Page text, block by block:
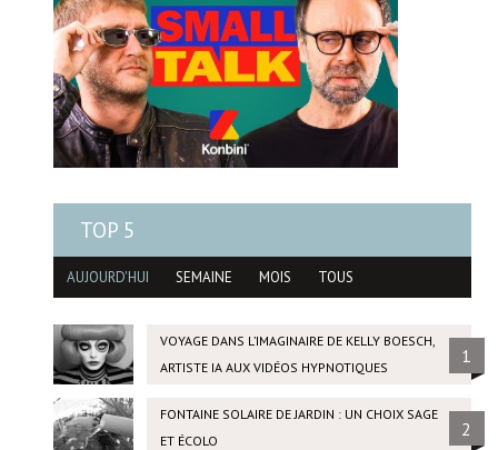
TOP 5
AUJOURD'HUI SEMAINE MOIS TOUS
VOYAGE DANS L’IMAGINAIRE DE KELLY BOESCH,
ARTISTE IA AUX VIDÉOS HYPNOTIQUES
1
FONTAINE SOLAIRE DE JARDIN : UN CHOIX SAGE
ET ÉCOLO
2